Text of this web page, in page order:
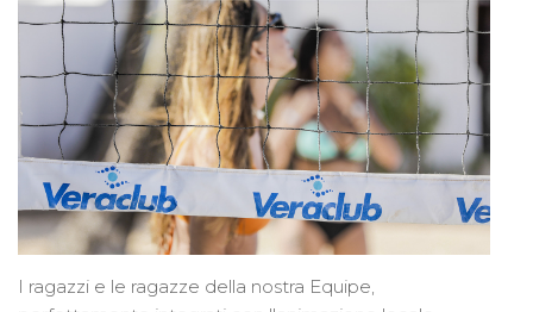
I ragazzi e le ragazze della nostra Equipe,